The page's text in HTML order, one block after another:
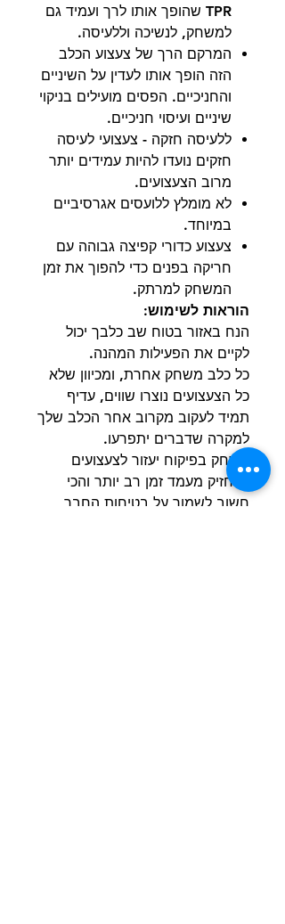
TPR שהופך אותו לרך ועמיד גם
למשחק, לנשיכה וללעיסה.
המרקם הרך של צעצוע הכלב
הזה הופך אותו לעדין על השיניים
והחניכיים. הפסים מועילים בניקוי
שיניים ועיסוי חניכיים.
ללעיסה חזקה - צעצועי לעיסה
חזקים נועדו להיות עמידים יותר
מרוב הצעצועים.
לא מומלץ ללועסים אגרסיביים
במיוחד.
צעצוע כדורי קפיצה גבוהה עם
חריקה בפנים כדי להפוך את זמן
המשחק למרתק.
הוראות לשימוש:
הנח באזור בטוח שב כלבך יכול
לקיים את הפעילות המהנה.
כל כלב משחק אחרת, ומכיוון שלא
כל הצעצועים נוצרו שווים, עדיף
תמיד לעקוב מקרוב אחר הכלב שלך
למקרה שדברים יתפרעו.
משחק בפיקוח יעזור לצעצועים
להחזיק מעמד זמן רב יותר והכי
חשוב לשמור על בטיחות החבר